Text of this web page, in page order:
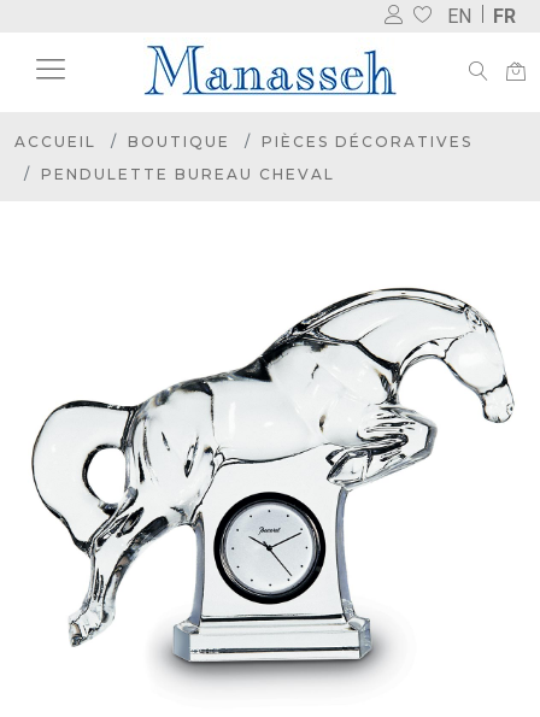
EN FR
ACCUEIL BOUTIQUE
PIÈCES DÉCORATIVES
PENDULETTE BUREAU CHEVAL